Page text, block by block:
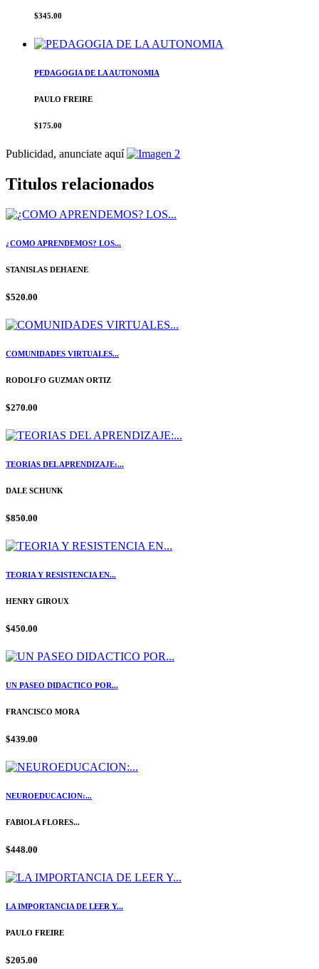
$345.00
PEDAGOGIA DE LA AUTONOMIA
PAULO FREIRE
$175.00
Publicidad, anunciate aquí
Titulos relacionados
¿COMO APRENDEMOS? LOS...
STANISLAS DEHAENE
$520.00
COMUNIDADES VIRTUALES...
RODOLFO GUZMAN ORTIZ
$270.00
TEORIAS DEL APRENDIZAJE:...
DALE SCHUNK
$850.00
TEORIA Y RESISTENCIA EN...
HENRY GIROUX
$450.00
UN PASEO DIDACTICO POR...
FRANCISCO MORA
$439.00
NEUROEDUCACION:...
FABIOLA FLORES...
$448.00
LA IMPORTANCIA DE LEER Y...
PAULO FREIRE
$205.00